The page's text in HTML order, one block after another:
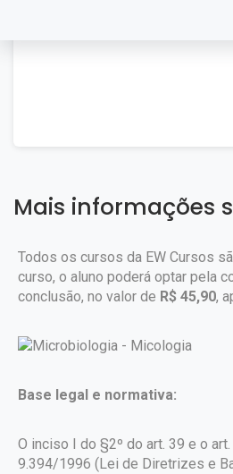
Mais informações
Todos os cursos da EW Cursos
curso, o aluno poderá optar pela
conclusão, no valor de R$ 45,90,
Base legal e normativa:
O inciso I do §2º do art. 39 e o
9.394/1996 (Lei de Diretrizes e